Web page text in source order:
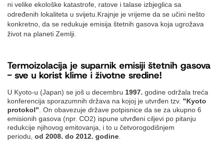
ni velike ekološke katastrofe, ratove i talase izbjeglica sa
određenih lokaliteta u svijetu.Krajnje je vrijeme da se učini nešto
konkretno, da se redukuje emisija štetnih gasova koja ugrožava
život na planeti Zemlji.
Termoizolacija je suparnik emisiji štetnih gasova
- sve u korist klime i životne sredine!
U Kyoto-u (Japan) se još u decembru 1997. godine održala treća
konferencija sporazumnih država na kojoj je utvrđen tzv. "Kyoto
protokol". On obavezuje države potpisnice da se za ukupno 6
emisionih gasova (npr. CO2) ispune utvrđeni ciljevi po pitanju
redukcije njihovog emitovanja, i to u četvorogodišnjem
periodu, od 2008. do 2012. godine.